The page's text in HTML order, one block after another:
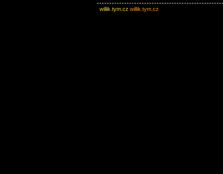
willik.tym.cz willik.tym.cz